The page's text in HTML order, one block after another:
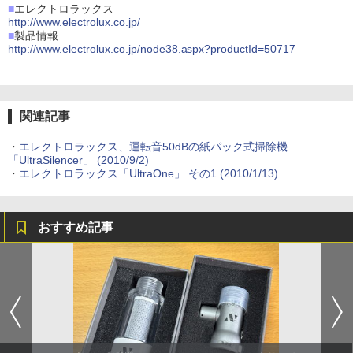
■エレクトロラックス
http://www.electrolux.co.jp/
■製品情報
http://www.electrolux.co.jp/node38.aspx?productId=50717
関連記事
・ エレクトロラックス、運転音50dBの紙パック式掃除機
「UltraSilencer」 (2010/9/2)
・ エレクトロラックス「UltraOne」 その1 (2010/1/13)
おすすめ記事